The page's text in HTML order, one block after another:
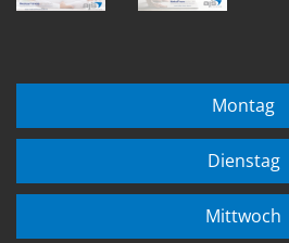
Montag
Dienstag
Mittwoch